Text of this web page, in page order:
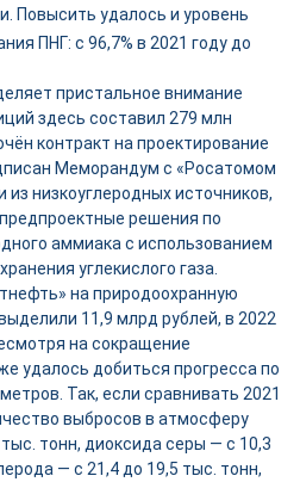
Повысить удалось и уровень
ПНГ: с 96,7% в 2021 году до
пристальное внимание
здесь составил 279 млн
контракт на проектирование
Меморандум с «Росатомом
из низкоуглеродных источников,
решения по
аммиака с использованием
углекислого газа.
на природоохранную
11,9 млрд рублей, в 2022
на сокращение
удалось добиться прогресса по
Так, если сравнивать 2021
выбросов в атмосферу
тонн, диоксида серы — с 10,3
— с 21,4 до 19,5 тыс. тонн,